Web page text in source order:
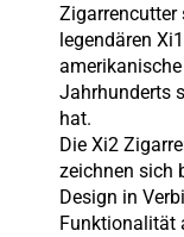
Zigarrencutter
legendären
Jahrhunderts
hat.
Die Xi2
zeichnen sich
Design in
Funktionalität